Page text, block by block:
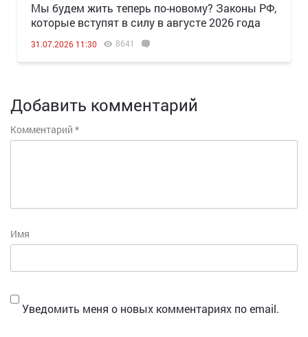
Мы будем жить теперь по-новому? Законы РФ,
которые вступят в силу в августе 2026 года
31.07.2026 11:30 8641
Добавить комментарий
Комментарий *
Имя
Уведомить меня о новых комментариях по email.